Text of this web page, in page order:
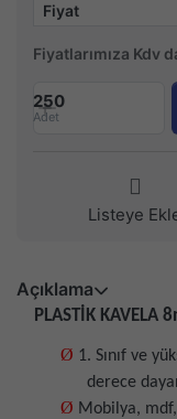
Fiyat
Fiyatlarımıza Kdv
250
Adet
Listeye
Açıklama
PLASTİK KAVELA
Ø 1. Sınıf ve
derece
Ø Mobilya,